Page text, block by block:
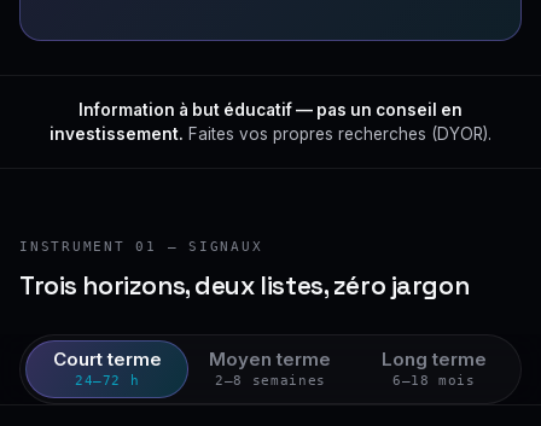
Information à but éducatif — pas un conseil en
investissement. Faites vos propres recherches (DYOR).
INSTRUMENT 01 — SIGNAUX
Trois horizons, deux listes, zéro jargon
Court terme
24–72 h
Moyen terme
2–8 semaines
Long terme
6–18 mois